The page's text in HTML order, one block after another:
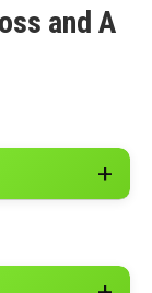
and A